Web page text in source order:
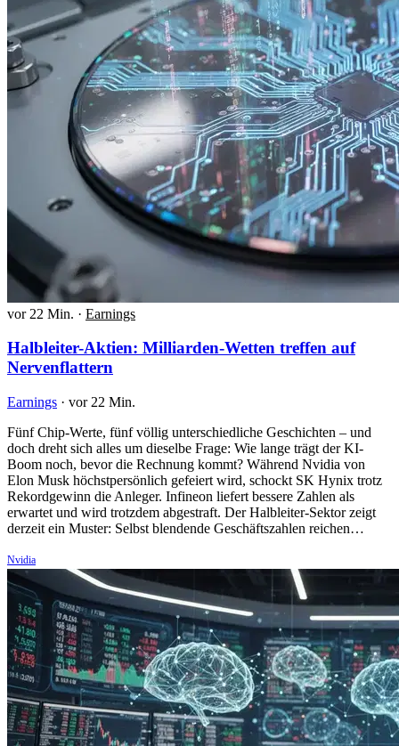
vor 22 Min. · Earnings
Halbleiter-Aktien: Milliarden-Wetten treffen auf
Nervenflattern
Earnings · vor 22 Min.
Fünf Chip-Werte, fünf völlig unterschiedliche Geschichten – und
doch dreht sich alles um dieselbe Frage: Wie lange trägt der KI-
Boom noch, bevor die Rechnung kommt? Während Nvidia von
Elon Musk höchstpersönlich gefeiert wird, schockt SK Hynix trotz
Rekordgewinn die Anleger. Infineon liefert bessere Zahlen als
erwartet und wird trotzdem abgestraft. Der Halbleiter-Sektor zeigt
derzeit ein Muster: Selbst blendende Geschäftszahlen reichen…
Nvidia